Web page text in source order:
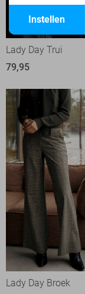
Lady Day Trui
79,95
Lady Day Broek
Instellen